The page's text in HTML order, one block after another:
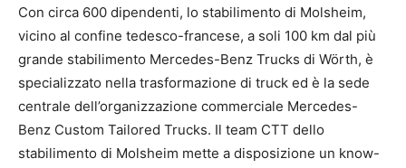
Con circa 600 dipendenti, lo stabilimento di Molsheim,
vicino al confine tedesco-francese, a soli 100 km dal più
grande stabilimento Mercedes-Benz Trucks di Wörth, è
specializzato nella trasformazione di truck ed è la sede
centrale dell’organizzazione commerciale Mercedes-
Benz Custom Tailored Trucks. Il team CTT dello
stabilimento di Molsheim mette a disposizione un know-